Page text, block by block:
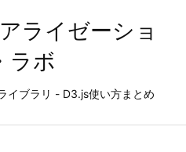
ライゼーショ
ラボ
イブラリ - D3.js使い方まとめ